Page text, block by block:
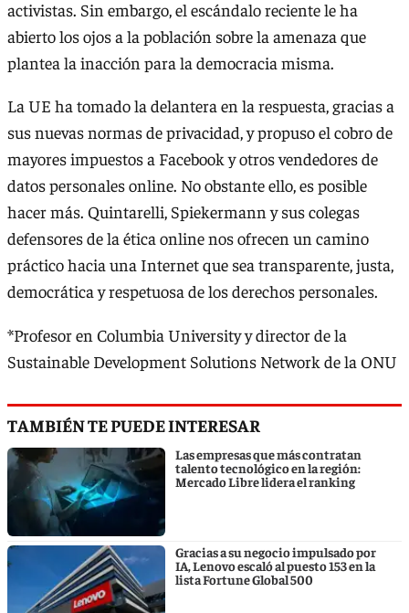
activistas. Sin embargo, el escándalo reciente le ha
abierto los ojos a la población sobre la amenaza que
plantea la inacción para la democracia misma.
La UE ha tomado la delantera en la respuesta, gracias a
sus nuevas normas de privacidad, y propuso el cobro de
mayores impuestos a Facebook y otros vendedores de
datos personales online. No obstante ello, es posible
hacer más. Quintarelli, Spiekermann y sus colegas
defensores de la ética online nos ofrecen un camino
práctico hacia una Internet que sea transparente, justa,
democrática y respetuosa de los derechos personales.
*Profesor en Columbia University y director de la
Sustainable Development Solutions Network de la ONU
TAMBIÉN TE PUEDE INTERESAR
Las empresas que más contratan
talento tecnológico en la región:
Mercado Libre lidera el ranking
Gracias a su negocio impulsado por
IA, Lenovo escaló al puesto 153 en la
lista Fortune Global 500